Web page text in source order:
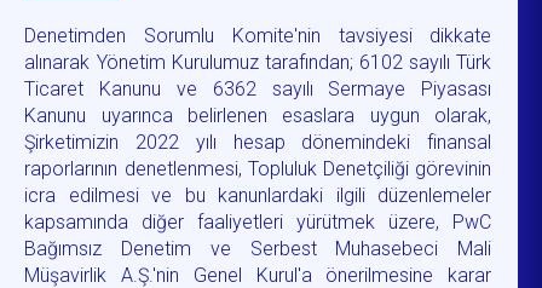
Denetimden Sorumlu Komite'nin tavsiyesi dikkate
alınarak Yönetim Kurulumuz tarafından; 6102 sayılı Türk
Ticaret Kanunu ve 6362 sayılı Sermaye Piyasası
Kanunu uyarınca belirlenen esaslara uygun olarak,
Şirketimizin 2022 yılı hesap dönemindeki finansal
raporlarının denetlenmesi, Topluluk Denetçiliği görevinin
icra edilmesi ve bu kanunlardaki ilgili düzenlemeler
kapsamında diğer faaliyetleri yürütmek üzere, PwC
Bağımsız Denetim ve Serbest Muhasebeci Mali
Müşavirlik A.Ş.'nin Genel Kurul'a önerilmesine karar